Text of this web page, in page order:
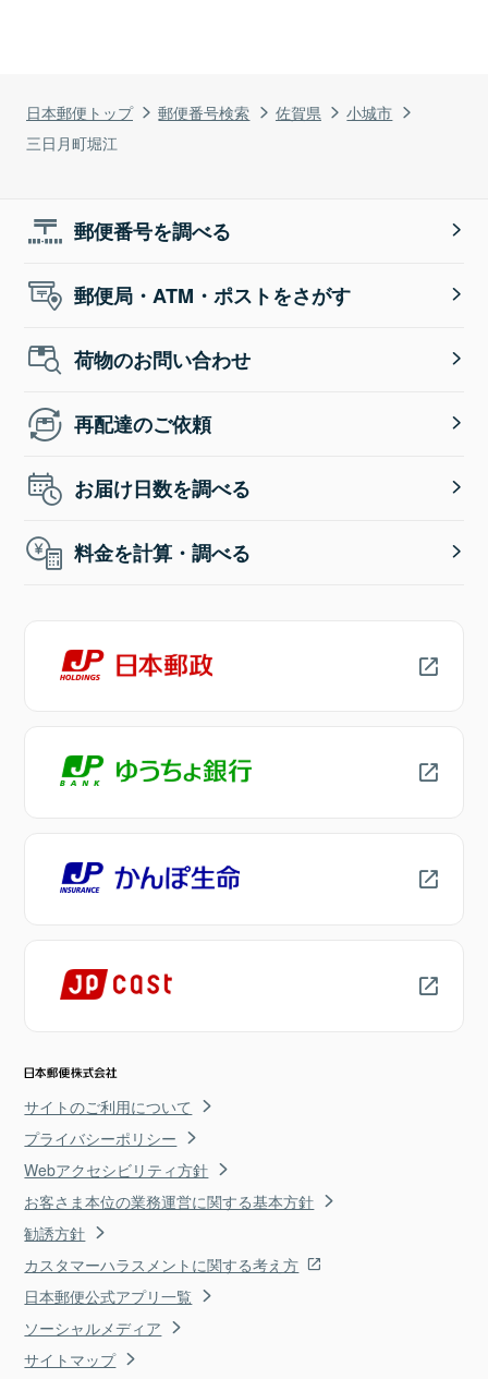
日本郵便トップ 郵便番号検索 佐賀県
小城市
三日月町堀江
郵便番号を調べる
郵便局・ATM・ポストをさがす
荷物のお問い合わせ
再配達のご依頼
お届け日数を調べる
料金を計算・調べる
サイトのご利用について
プライバシーポリシー
Webアクセシビリティ方針
お客さま本位の業務運営に関する基本方針
勧誘方針
カスタマーハラスメントに関する考え方
日本郵便公式アプリ一覧
ソーシャルメディア
サイトマップ